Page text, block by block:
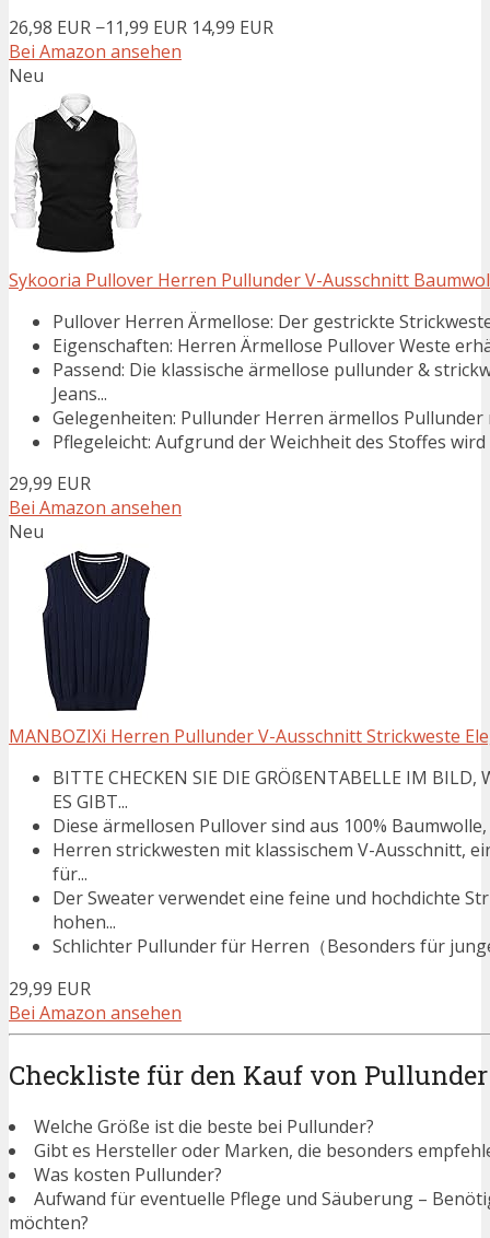
26,98 EUR −11,99 EUR 14,99 EUR
Bei Amazon ansehen
Neu
Sykooria Pullover Herren Pullunder V-Ausschnitt
Pullover Herren Ärmellose: Der gestrickte
Eigenschaften: Herren Ärmellose Pullover Weste
Passend: Die klassische ärmellose pullunder &
Jeans...
Gelegenheiten: Pullunder Herren ärmellos
Pflegeleicht: Aufgrund der Weichheit des Stoffes
29,99 EUR
Bei Amazon ansehen
Neu
MANBOZIXi Herren Pullunder V-Ausschnitt Strickweste
BITTE CHECKEN SIE DIE GRÖßENTABELLE IM BILD,
ES GIBT...
Diese ärmellosen Pullover sind aus 100%
Herren strickwesten mit klassischem V-Ausschnitt,
für...
Der Sweater verwendet eine feine und hochdichte
hohen...
Schlichter Pullunder für Herren（Besonders für
29,99 EUR
Bei Amazon ansehen
Checkliste für den Kauf von Pullunder
Welche Größe ist die beste bei Pullunder?
Gibt es Hersteller oder Marken, die besonders
Was kosten Pullunder?
Aufwand für eventuelle Pflege und Säuberung –
möchten?